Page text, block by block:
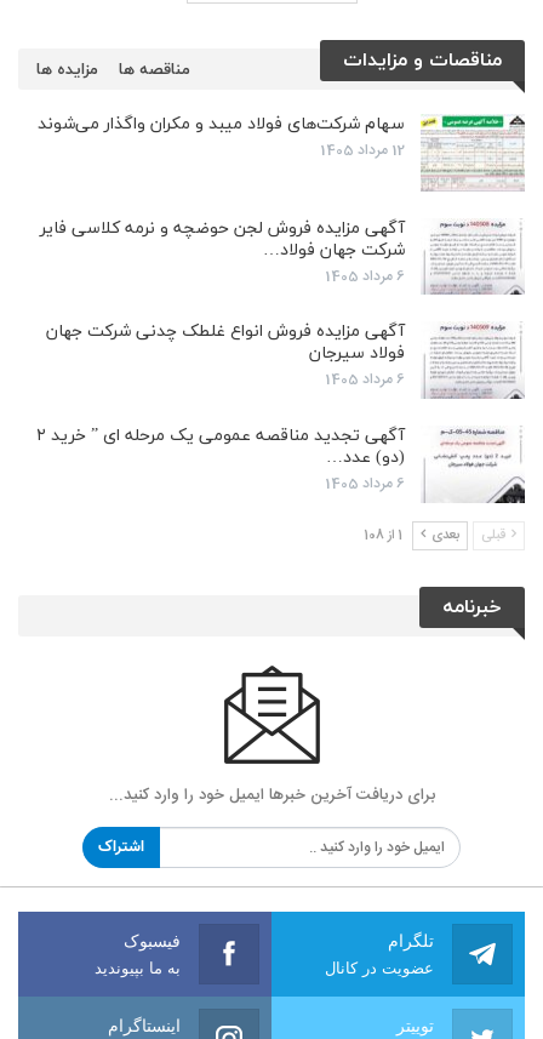
مناقصات و مزایدات مزایده ها مناقصه ها
سهام شرکت‌های فولاد میبد و مکران واگذار می‌شوند
12 مرداد 1405
آگهی مزایده فروش لجن حوضچه و نرمه کلاسی فایر
شرکت جهان فولاد…
6 مرداد 1405
آگهی مزایده فروش انواع غلطک چدنی شرکت جهان
فولاد سیرجان
6 مرداد 1405
آگهی تجدید مناقصه عمومی یک مرحله ای ” خرید ۲
(دو) عدد…
6 مرداد 1405
قبلی بعدی 1 از 108
خبرنامه
برای دریافت آخرین خبرها ایمیل خود را وارد کنید...
اشتراک
تلگرام
عضویت در کانال
فیسبوک
به ما بپیوندید
توییتر اینستاگرام